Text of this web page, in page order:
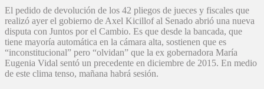
El pedido de devolución de los 42 pliegos de jueces y fiscales que
realizó ayer el gobierno de Axel Kicillof al Senado abrió una nueva
disputa con Juntos por el Cambio. Es que desde la bancada, que
tiene mayoría automática en la cámara alta, sostienen que es
“inconstitucional” pero “olvidan” que la ex gobernadora María
Eugenia Vidal sentó un precedente en diciembre de 2015. En medio
de este clima tenso, mañana habrá sesión.